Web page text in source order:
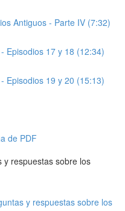
Antiguos - Parte IV (7:32)
Episodios 17 y 18 (12:34)
Episodios 19 y 20 (15:13)
de PDF
y respuestas sobre los
y respuestas sobre los